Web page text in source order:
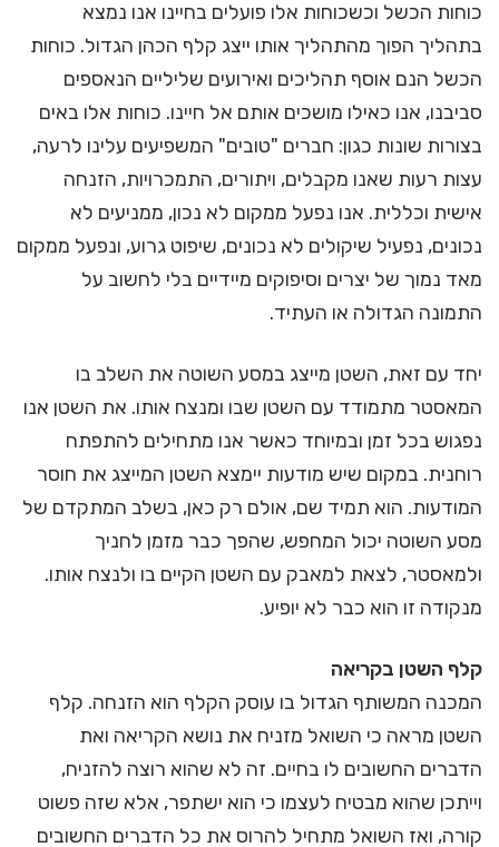
כוחות הכשל וכשכוחות אלו פועלים בחיינו אנו נמצא
בתהליך הפוך מהתהליך אותו ייצג קלף הכהן הגדול. כוחות
הכשל הנם אוסף תהליכים ואירועים שליליים הנאספים
סביבנו, אנו כאילו מושכים אותם אל חיינו. כוחות אלו באים
בצורות שונות כגון: חברים "טובים" המשפיעים עלינו לרעה,
עצות רעות שאנו מקבלים, ויתורים, התמכרויות, הזנחה
אישית וכללית. אנו נפעל ממקום לא נכון, ממניעים לא
נכונים, נפעיל שיקולים לא נכונים, שיפוט גרוע, ונפעל ממקום
מאד נמוך של יצרים וסיפוקים מיידיים בלי לחשוב על
התמונה הגדולה או העתיד.
יחד עם זאת, השטן מייצג במסע השוטה את השלב בו
המאסטר מתמודד עם השטן שבו ומנצח אותו. את השטן אנו
נפגוש בכל זמן ובמיוחד כאשר אנו מתחילים להתפתח
רוחנית. במקום שיש מודעות יימצא השטן המייצג את חוסר
המודעות. הוא תמיד שם, אולם רק כאן, בשלב המתקדם של
מסע השוטה יכול המחפש, שהפך כבר מזמן לחניך
ולמאסטר, לצאת למאבק עם השטן הקיים בו ולנצח אותו.
מנקודה זו הוא כבר לא יופיע.
קלף השטן בקריאה
המכנה המשותף הגדול בו עוסק הקלף הוא הזנחה. קלף
השטן מראה כי השואל מזניח את נושא הקריאה ואת
הדברים החשובים לו בחיים. זה לא שהוא רוצה להזניח,
וייתכן שהוא מבטיח לעצמו כי הוא ישתפר, אלא שזה פשוט
קורה, ואז השואל מתחיל להרוס את כל הדברים החשובים